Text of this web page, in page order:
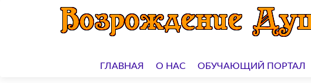
кГЛАВНАЯ О НАС ОБУЧАЮЩИЙ ПОРТАЛ